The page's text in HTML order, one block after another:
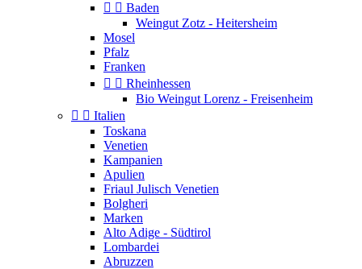
  Baden
Weingut Zotz - Heitersheim
Mosel
Pfalz
Franken
  Rheinhessen
Bio Weingut Lorenz - Freisenheim
  Italien
Toskana
Venetien
Kampanien
Apulien
Friaul Julisch Venetien
Bolgheri
Marken
Alto Adige - Südtirol
Lombardei
Abruzzen